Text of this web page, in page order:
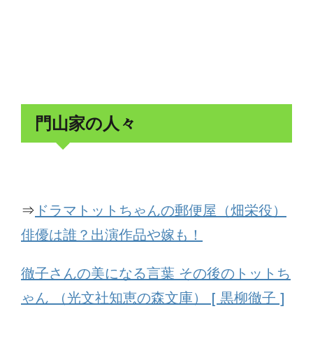
門山家の人々
⇒ ドラマトットちゃんの郵便屋（畑栄役）
俳優は誰？出演作品や嫁も！
徹子さんの美になる言葉 その後のトットち
ゃん （光文社知恵の森文庫） [ 黒柳徹子 ]